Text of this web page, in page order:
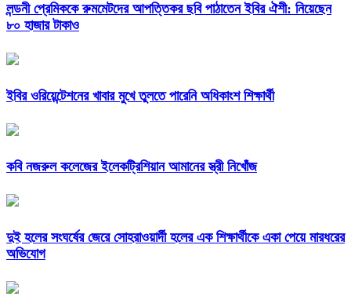
লন্ডনী প্রেমিককে রুমমেটদের আপত্তিকর ছবি পাঠাতেন ইবির ঐশী: নিয়েছেন
৮০ হাজার টাকাও
ইবির ওরিয়েন্টেশনের খাবার মুখে তুলতে পারেনি অধিকাংশ শিক্ষার্থী
কবি নজরুল কলেজের ইলেকট্রিশিয়ান আমানের স্ত্রী নিখোঁজ
দুই হলের সংঘর্ষের জেরে সোহরাওয়ার্দী হলের এক শিক্ষার্থীকে একা পেয়ে মারধরের
অভিযোগ